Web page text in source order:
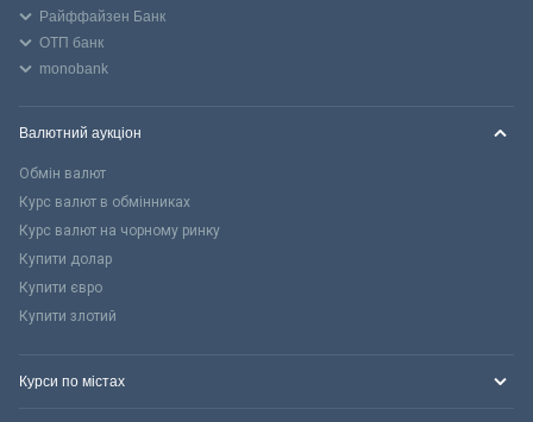
Райффайзен Банк
ОТП банк
monobank
Валютний аукціон
Обмін валют
Курс валют в обмінниках
Курс валют на чорному ринку
Купити долар
Купити євро
Купити злотий
Курси по містах